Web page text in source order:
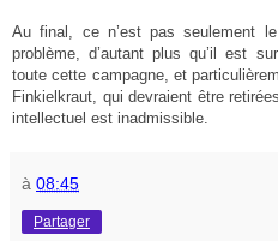
Au final, ce n’est pas seulement
problème, d’autant plus qu’il est
toute cette campagne, et
Finkielkraut, qui devraient être
intellectuel est inadmissible.
à 08:45
Partager